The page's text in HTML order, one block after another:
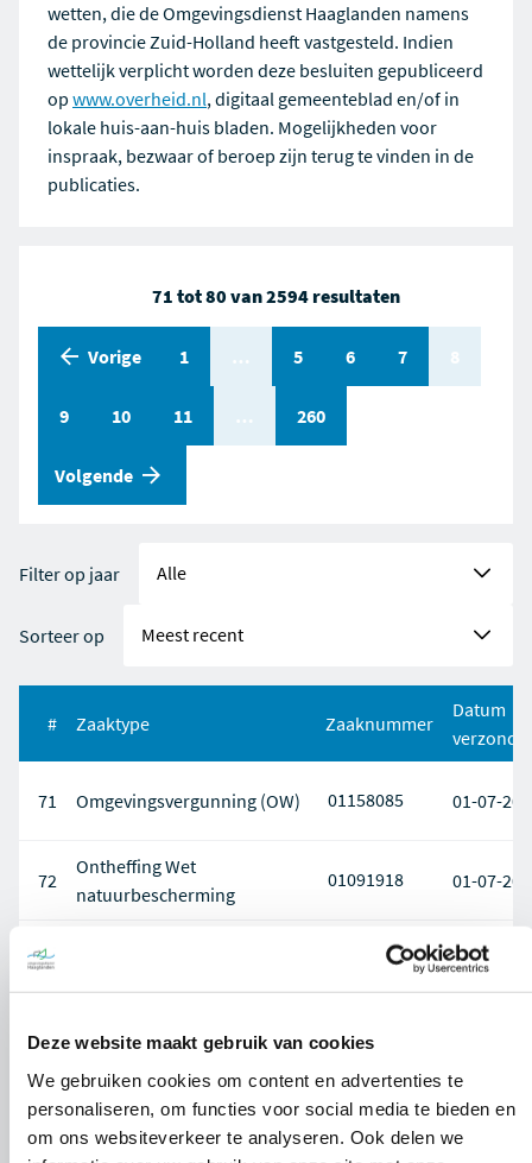
Deze website maakt gebruik van cookies
We gebruiken cookies om content en advertenties te
personaliseren, om functies voor social media te bieden en
om ons websiteverkeer te analyseren. Ook delen we
wetten, die de Omgevingsdienst Haaglanden namens
de provincie Zuid-Holland heeft vastgesteld. Indien
wettelijk verplicht worden deze besluiten gepubliceerd
op www.overheid.nl, digitaal gemeenteblad en/of in
lokale huis-aan-huis bladen. Mogelijkheden voor
inspraak, bezwaar of beroep zijn terug te vinden in de
publicaties.
71 tot 80 van 2594 resultaten
Vorige Pagina
1 Pagina
… Pagina
5 Pagina
6 Pagina
7 Pagina
8
Pagina
9 Pagina
10 Pagina
11 Pagina
… Pagina
260
Volgende pagina
Filter op jaar
Sorteer op
# Zaaktype Zaaknummer
Datum
71 Omgevingsvergunning (OW) 01158085 01-07-
72
Ontheffing Wet
natuurbescherming
01091918 01-07-
73 01173485 01-07-
74
natuurbescherming
01092985
75
Ontheffing Wet
natuurbescherming
01091783 30-06-